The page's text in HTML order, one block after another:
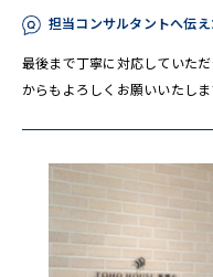
担当コンサルタントへ伝
最後まで丁寧に対応していた
からもよろしくお願いいたしま